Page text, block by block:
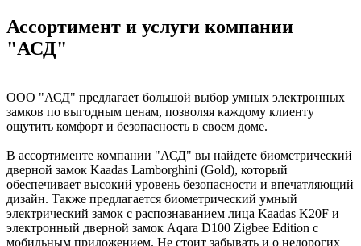
Ассортимент и услуги компании
"АСД"
ООО "АСД" предлагает большой выбор умных электронных
замков по выгодным ценам, позволяя каждому клиенту
ощутить комфорт и безопасность в своем доме.
В ассортименте компании "АСД" вы найдете биометрический
дверной замок Kaadas Lamborghini (Gold), который
обеспечивает высокий уровень безопасности и впечатляющий
дизайн. Также предлагается биометрический умный
электрический замок с распознаванием лица Kaadas K20F и
электронный дверной замок Aqara D100 Zigbee Edition с
мобильным приложением. Не стоит забывать и о недорогих